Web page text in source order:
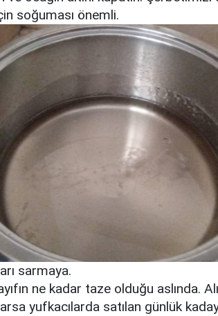
soğuması önemli.
sarmaya.
ne kadar taze olduğu aslında.
yufkacılarda satılan günlük